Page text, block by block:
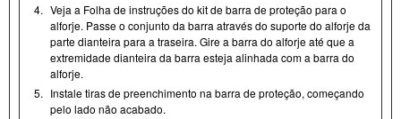
4. Veja a Folha de instruções do kit de barra de proteção para o
alforje. Passe o conjunto da barra através do suporte do alforje da
parte dianteira para a traseira. Gire a barra do alforje até que a
extremidade dianteira da barra esteja alinhada com a barra do
alforje.
5. Instale tiras de preenchimento na barra de proteção, começando
pelo lado não acabado.